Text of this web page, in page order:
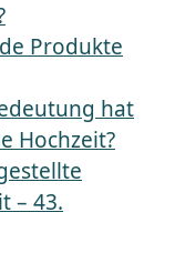
Produkte
hat
Hochzeit?
– 43.